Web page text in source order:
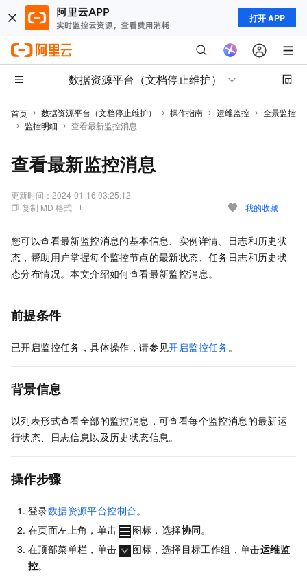
打开 APP
数据资源平台（文档停止维护）
首页 数据资源平台（文档停止维护） 操作指南 运维监控
全景监控
监控明细
查看最新监控消息
查看最新监控消息
更新时间： 2024-01-16 03:25:12
复制 MD 格式
我的收藏
您可以查看最新监控消息的基本信息、实例详情、日志和历史状
态，帮助用户掌握每个监控节点的最新状态、任务日志和历史状
态分布情况。本文介绍如何查看最新监控消息。
前提条件
已开启监控任务，具体操作，请参见开启监控任务。
背景信息
以列表形式查看全部的监控消息，可查看每个监控消息的最新运
行状态、日志信息以及历史状态信息。
操作步骤
登录数据资源平台控制台。
在页面左上角，单击
图标，选择协同。
在顶部菜单栏，单击
图标，选择目标工作组，单击运维监
控。